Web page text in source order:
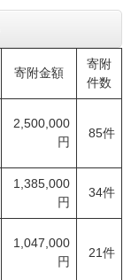
寄附金額
寄附
件数
2,500,000
円
85件
1,385,000
円
34件
1,047,000
円
21件